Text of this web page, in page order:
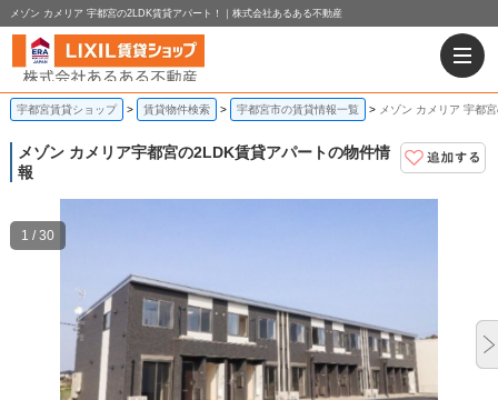
メゾン カメリア 宇都宮の2LDK賃貸アパート！｜株式会社あるある不動産
宇都宮賃貸ショップ 賃貸物件検索 宇都宮市の賃貸情報一覧 メゾン カメリア 宇都
メゾン カメリア宇都宮の2LDK賃貸アパートの物件情
報
1 / 30